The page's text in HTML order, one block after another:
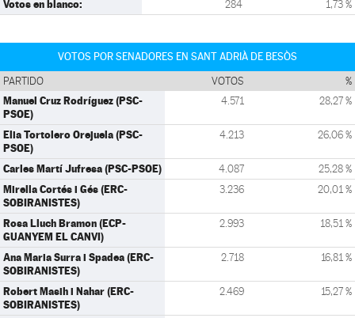
Votos en blanco: 284 1,73 %
VOTOS POR SENADORES EN SANT ADRIÀ DE BESÒS
PARTIDO VOTOS %
Manuel Cruz Rodríguez (PSC-
PSOE)
4.571 28,27 %
Elia Tortolero Orejuela (PSC-
PSOE)
4.213 26,06 %
Carles Martí Jufresa (PSC-PSOE) 4.087 25,28 %
Mirella Cortés i Gés (ERC-
SOBIRANISTES)
3.236 20,01 %
Rosa Lluch Bramon (ECP-
GUANYEM EL CANVI)
2.993 18,51 %
Ana Maria Surra i Spadea (ERC-
SOBIRANISTES)
2.718 16,81 %
Robert Masih i Nahar (ERC-
SOBIRANISTES)
2.469 15,27 %